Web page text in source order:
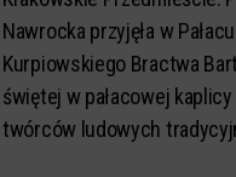
Nawrocka przyjęła w
Kurpiowskiego Bractwa
świętej w pałacowej
twórców ludowych